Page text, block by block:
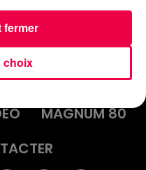
EMISSIONS
PODCASTS
MAGNUM 80
choix
fermer